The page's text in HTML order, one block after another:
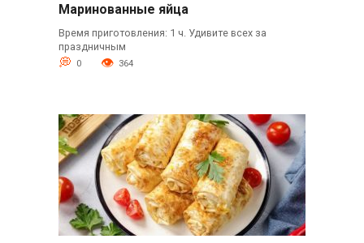
Маринованные яйца
Время приготовления: 1 ч. Удивите всех за
праздничным
0 364